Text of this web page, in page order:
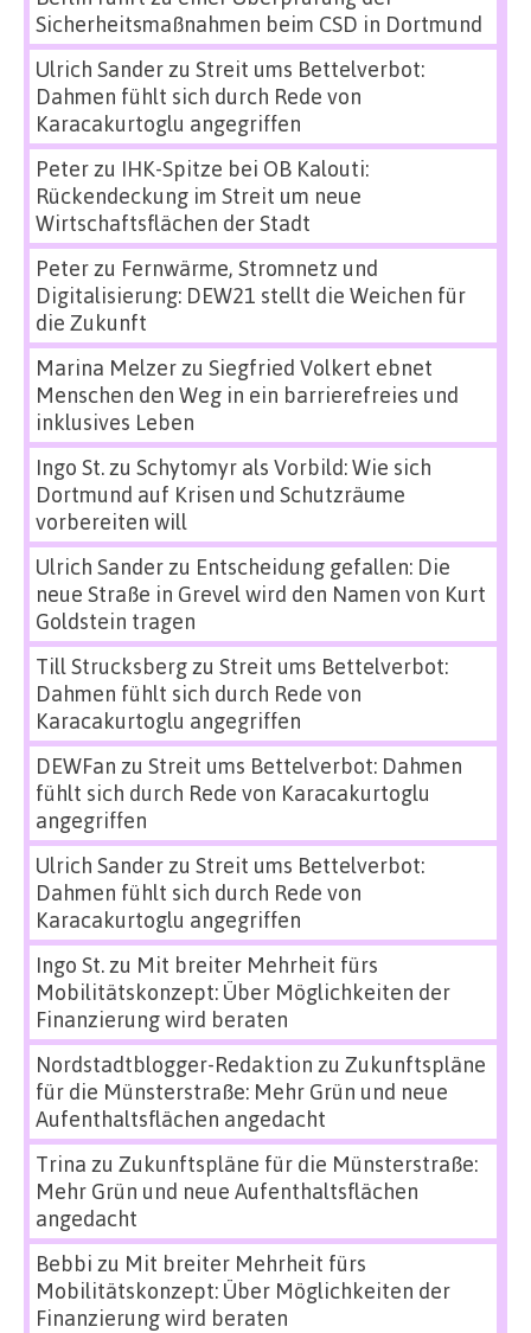
Sicherheitsmaßnahmen beim CSD in Dortmund
Ulrich Sanderzu Streit ums Bettelverbot:
Dahmen fühlt sich durch Rede von
Karacakurtoglu angegriffen
Peterzu IHK-Spitze bei OB Kalouti:
Rückendeckung im Streit um neue
Wirtschaftsflächen der Stadt
Peterzu Fernwärme, Stromnetz und
Digitalisierung: DEW21 stellt die Weichen für
die Zukunft
Marina Melzerzu Siegfried Volkert ebnet
Menschen den Weg in ein barrierefreies und
inklusives Leben
Ingo St.zu Schytomyr als Vorbild: Wie sich
Dortmund auf Krisen und Schutzräume
vorbereiten will
Ulrich Sanderzu Entscheidung gefallen: Die
neue Straße in Grevel wird den Namen von Kurt
Goldstein tragen
Till Strucksbergzu Streit ums Bettelverbot:
Dahmen fühlt sich durch Rede von
Karacakurtoglu angegriffen
DEWFan zu Streit ums Bettelverbot: Dahmen
fühlt sich durch Rede von Karacakurtoglu
angegriffen
Ulrich Sanderzu Streit ums Bettelverbot:
Dahmen fühlt sich durch Rede von
Karacakurtoglu angegriffen
Ingo St.zu Mit breiter Mehrheit fürs
Mobilitätskonzept: Über Möglichkeiten der
Finanzierung wird beraten
Nordstadtblogger-Redaktion zu Zukunftspläne
für die Münsterstraße: Mehr Grün und neue
Aufenthaltsflächen angedacht
Trina zu Zukunftspläne für die Münsterstraße:
Mehr Grün und neue Aufenthaltsflächen
angedacht
Bebbi zu Mit breiter Mehrheit fürs
Mobilitätskonzept: Über Möglichkeiten der
Finanzierung wird beraten